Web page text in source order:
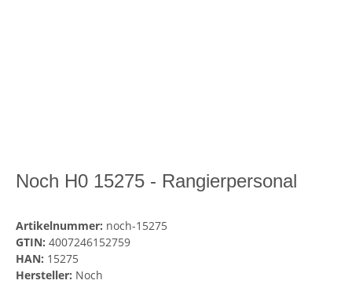
Noch H0 15275 - Rangierpersonal
Artikelnummer: noch-15275
GTIN: 4007246152759
HAN: 15275
Hersteller: Noch